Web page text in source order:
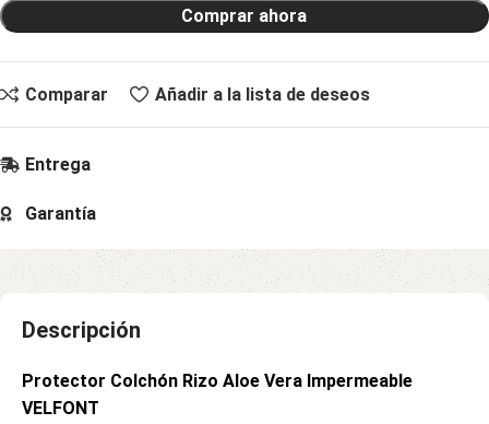
Comprar ahora
Comparar Añadir a la lista de deseos
Entrega
Garantía
Descripción
Protector Colchón Rizo Aloe Vera Impermeable
VELFONT